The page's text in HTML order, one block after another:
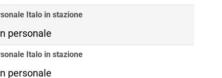
Italo in stazione
personale
Italo in stazione
personale